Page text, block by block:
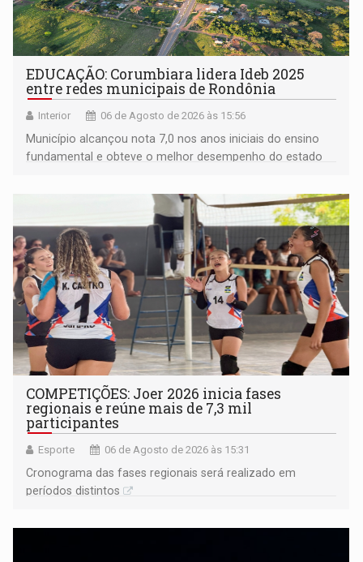
EDUCAÇÃO: Corumbiara lidera Ideb 2025
entre redes municipais de Rondônia
Interior 06 de Agosto de 2026 às 15:56
Município alcançou nota 7,0 nos anos iniciais do ensino
fundamental e obteve o melhor desempenho do estado
COMPETIÇÕES: Joer 2026 inicia fases
regionais e reúne mais de 7,3 mil
participantes
Esporte 06 de Agosto de 2026 às 15:31
Cronograma das fases regionais será realizado em
períodos distintos